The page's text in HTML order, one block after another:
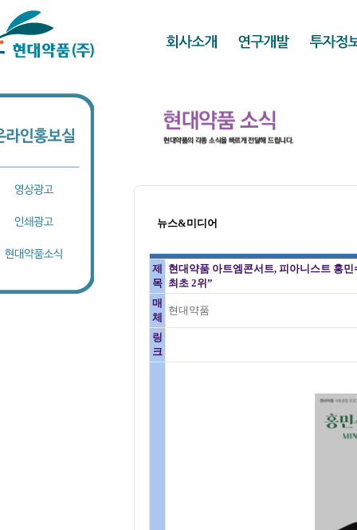
뉴스&미디어
제
목
현대약품 아트엠콘서트, 피아니스트 홍
최초 2위”
매
체
현대약품
링
크